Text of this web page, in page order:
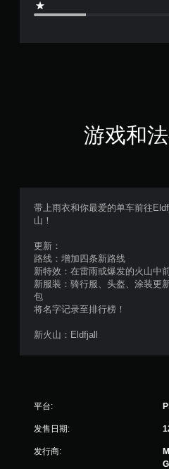
游戏和
带上雨衣和你最爱的单车前往
山！
更新：
路线：增加四条新路线
新特效：在雷雨或爆发的火山中
新服装：骑行服、头盔、涂装更
包
将名字记录至排行榜！
新火山：Eldfjall
平台:
发售日期:
发行商: